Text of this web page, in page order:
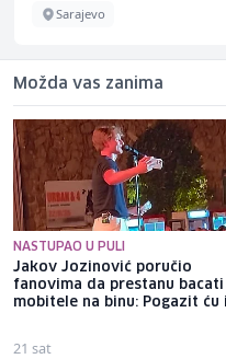
Sarajevo
Možda vas zanima
NASTUPAO U PULI
Jakov Jozinović poručio
fanovima da prestanu bacati
mobitele na binu: Pogazit ću
21 sat